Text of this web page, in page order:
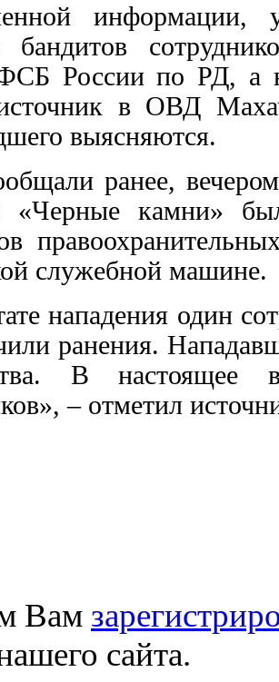
информации,
бандитов
России по РД, а
в ОВД
выясняются.
ранее,
«Черные камни»
служебной машине.
нападения один
ранения.
В настоящее
– отметил
Вам
сайта.